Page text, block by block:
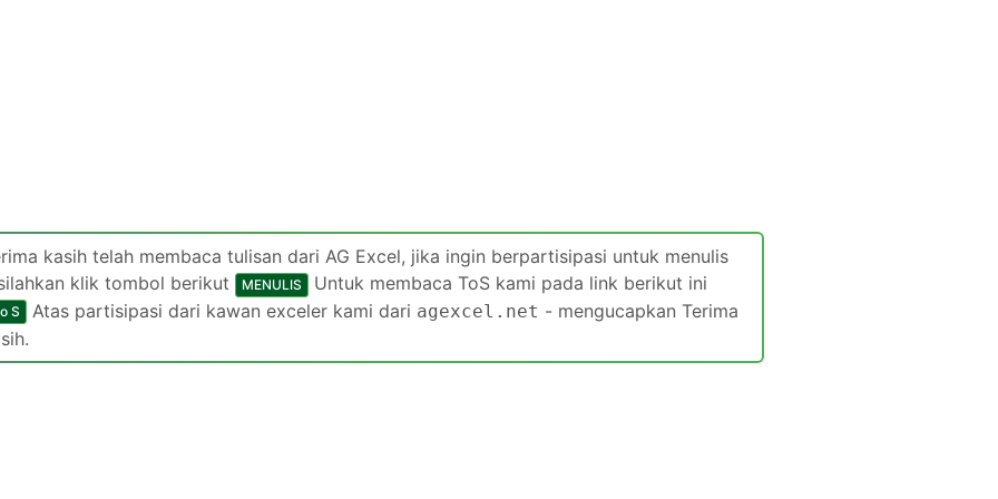
kasih telah membaca tulisan dari AG Excel, jika ingin berpartisipasi untuk menulis
klik tombol berikut
MENULIS Untuk membaca ToS kami pada link berikut ini
S Atas partisipasi dari kawan exceler kami dari agexcel.net - mengucapkan Terima